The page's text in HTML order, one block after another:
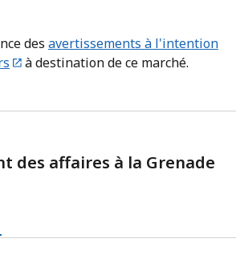
des avertissements à l'intention
à destination de ce marché.
des affaires à la Grenade